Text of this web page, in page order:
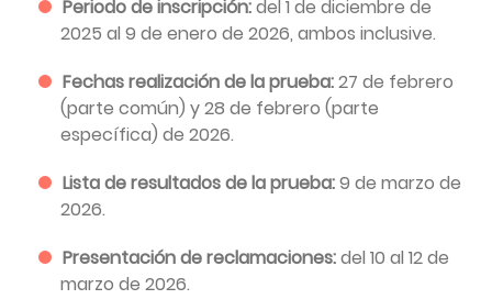
Periodo de inscripción:del 1 de diciembre de
2025 al 9 de enero de 2026, ambos inclusive.
Fechas realización de la prueba:27 de febrero
(parte común) y 28 de febrero (parte
específica) de 2026.
Lista de resultados de la prueba:9 de marzo de
2026.
Presentación de reclamaciones:del 10 al 12 de
marzo de 2026.